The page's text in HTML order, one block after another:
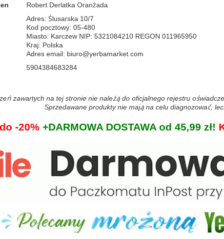
Robert Derlatka Oranżada
Adres: Ślusarska 10/7
Kod pocztowy: 05-480
Miasto: Karczew NIP: 5321084210 REGON 011965950
Kraj: Polska
Adres email: biuro@yerbamarket.com
5904384683284
zawartych na tej stronie nie należą do oficjalnego rejestru
Sprzedawane produkty nie mają na celu diagnozować,
-20%+DARMOWA DOSTAWA od 45,99 zł!